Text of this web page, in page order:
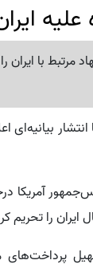
خزانه‌داری آمریکا در ادامه اقدامات
بیانیه‌ای
آمریکا
ایران را تحریم
پرداخت‌های